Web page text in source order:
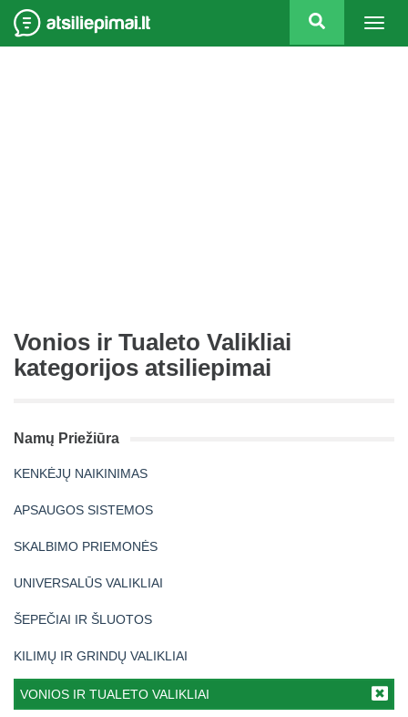
Vonios ir Tualeto Valikliai
kategorijos atsiliepimai
Namų Priežiūra
KENKĖJŲ NAIKINIMAS
APSAUGOS SISTEMOS
SKALBIMO PRIEMONĖS
UNIVERSALŪS VALIKLIAI
ŠEPEČIAI IR ŠLUOTOS
KILIMŲ IR GRINDŲ VALIKLIAI
VONIOS IR TUALETO VALIKLIAI